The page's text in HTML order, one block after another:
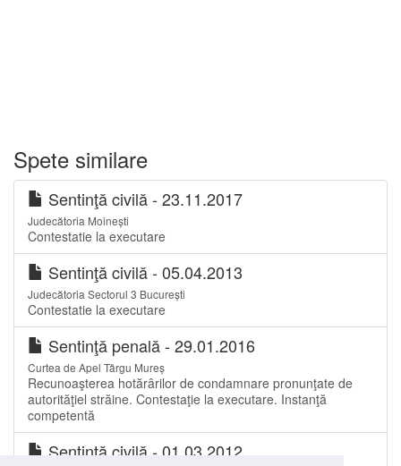
Spete similare
Sentinţă civilă - 23.11.2017
Judecătoria Moinești
Contestatie la executare
Sentinţă civilă - 05.04.2013
Judecătoria Sectorul 3 București
Contestatie la executare
Sentinţă penală - 29.01.2016
Curtea de Apel Târgu Mureș
Recunoaşterea hotărârilor de condamnare pronunţate de
autorităţiel străine. Contestaţie la executare. Instanţă
competentă
Sentinţă civilă - 01.03.2012